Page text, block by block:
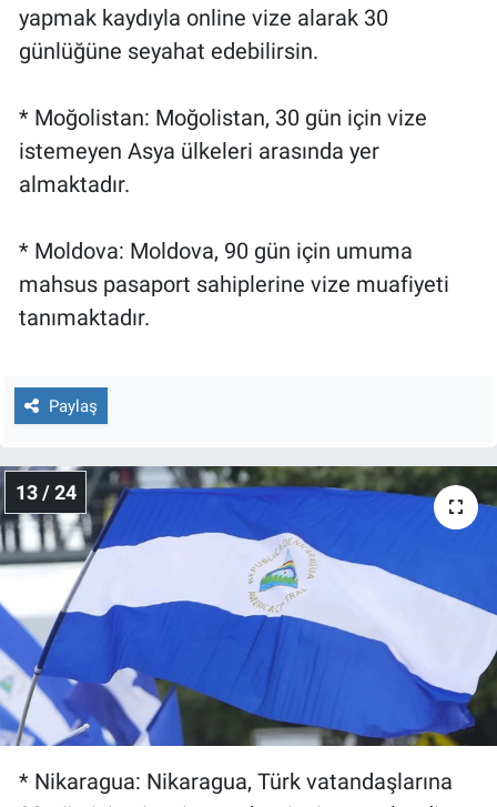
yapmak kaydıyla online vize alarak 30
günlüğüne seyahat edebilirsin.
* Moğolistan: Moğolistan, 30 gün için vize
istemeyen Asya ülkeleri arasında yer
almaktadır.
* Moldova: Moldova, 90 gün için umuma
mahsus pasaport sahiplerine vize muafiyeti
tanımaktadır.
Paylaş
13 / 24
* Nikaragua: Nikaragua, Türk vatandaşlarına